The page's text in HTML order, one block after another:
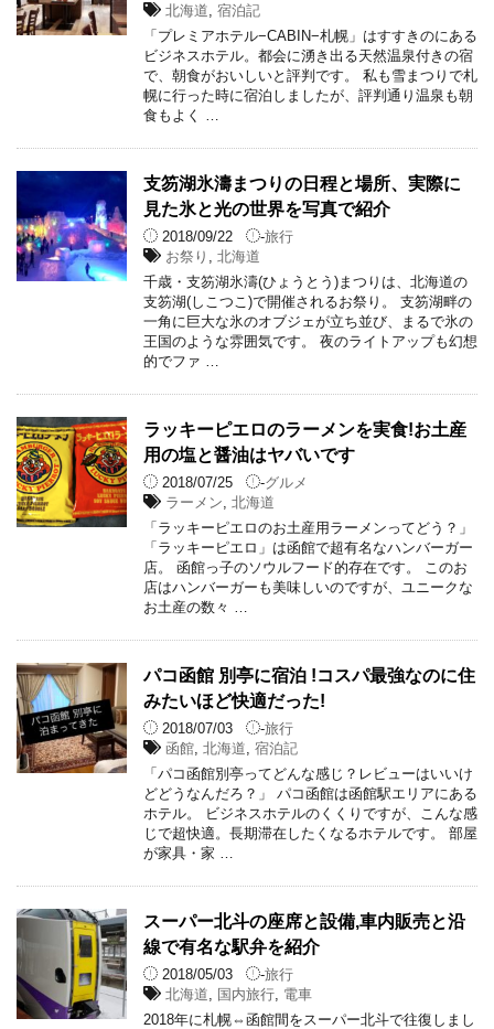
北海道 ,宿泊記
「プレミアホテル−CABIN−札幌」はすすきのにある
ビジネスホテル。都会に湧き出る天然温泉付きの宿
で、朝食がおいしいと評判です。 私も雪まつりで札
幌に行った時に宿泊しましたが、評判通り温泉も朝
食もよく …
支笏湖氷濤まつりの日程と場所、実際に
見た氷と光の世界を写真で紹介
2018/09/22 -旅行
お祭り
,北海道
千歳・支笏湖氷濤(ひょうとう)まつりは、北海道の
支笏湖(しこつこ)で開催されるお祭り。 支笏湖畔の
一角に巨大な氷のオブジェが立ち並び、まるで氷の
王国のような雰囲気です。 夜のライトアップも幻想
的でファ …
ラッキーピエロのラーメンを実食!お土産
用の塩と醤油はヤバいです
2018/07/25 -グルメ
ラーメン ,北海道
「ラッキーピエロのお土産用ラーメンってどう？」
「ラッキーピエロ」は函館で超有名なハンバーガー
店。 函館っ子のソウルフード的存在です。 このお
店はハンバーガーも美味しいのですが、ユニークな
お土産の数々 …
パコ函館 別亭に宿泊 !コスパ最強なのに住
みたいほど快適だった!
2018/07/03 -旅行
函館 ,北海道 ,宿泊記
「パコ函館別亭ってどんな感じ？レビューはいいけ
どどうなんだろ？」 パコ函館は函館駅エリアにある
ホテル。 ビジネスホテルのくくりですが、こんな感
じで超快適。長期滞在したくなるホテルです。 部屋
が家具・家 …
スーパー北斗の座席と設備,車内販売と沿
線で有名な駅弁を紹介
2018/05/03 -旅行
北海道
国内旅行 電車
2018年に札幌⇔函館間をスーパー北斗で往復しまし